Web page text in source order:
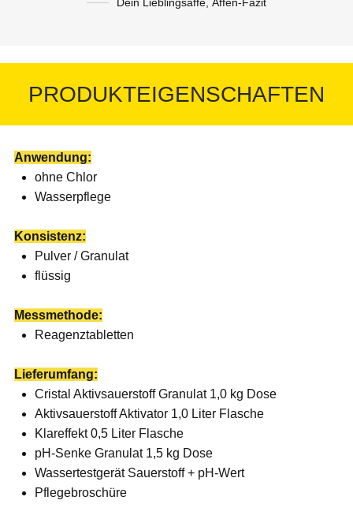
PRODUKTEIGENSCHAFTEN
Anwendung:
ohne Chlor
Wasserpflege
Konsistenz:
Pulver / Granulat
flüssig
Messmethode:
Reagenztabletten
Lieferumfang:
Cristal Aktivsauerstoff Granulat 1,0 kg Dose
Aktivsauerstoff Aktivator 1,0 Liter Flasche
Klareffekt 0,5 Liter Flasche
pH-Senke Granulat 1,5 kg Dose
Wassertestgerät Sauerstoff + pH-Wert
Pflegebroschüre